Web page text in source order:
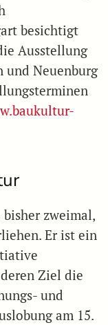
besichtigt
Ausstellung
und Neuenburg
zweimal,
Er ist ein
Ziel die
und
am 15.